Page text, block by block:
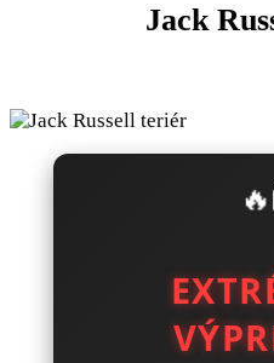
Jack